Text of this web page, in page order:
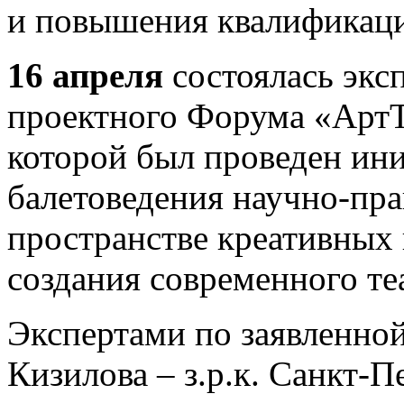
и повышения
16 апреля состоялась
проектного Форума
которой был проведен
балетоведения научно-
пространстве
создания современного
Экспертами по
Кизилова – з.р.к. Санкт-